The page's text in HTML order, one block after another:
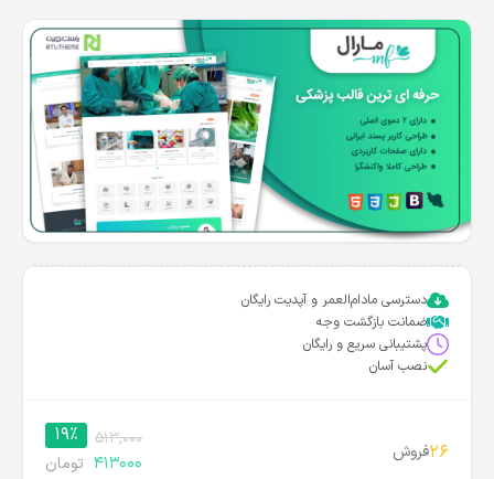
دسترسی مادام‌العمر و آپدیت رایگان
ضمانت بازگشت وجه
پشتیبانی سریع و رایگان
نصب آسان
26فروش
513,000
19%
413000 تومان